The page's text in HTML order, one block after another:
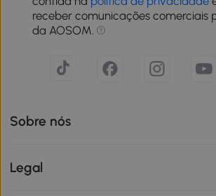
receber comunicações comerciais
da AOSOM.
Sobre nós
Legal